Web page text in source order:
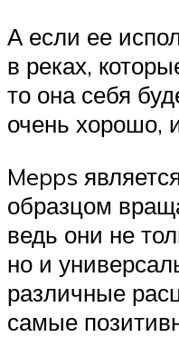
А если ее
в реках,
то она себя
очень хорошо,
Mepps
образцом
ведь они не
но и
различные
самые